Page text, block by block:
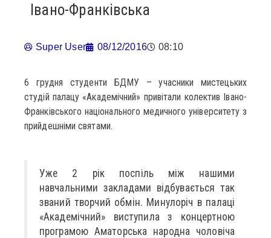
Івано-Франківська
Super User 08/12/2016 08:10
6 грудня студенти БДМУ – учасники мистецьких
студій палацу «Академічний» привітали колектив Івано-
Франківського національного медичного університету з
прийдешніми святами.
Уже 2 рік поспіль між нашими
навчальними закладами відбувається так
званий творчий обмін. Минулоріч в палаці
«Академічний» виступила з концертною
програмою Аматорська народна чоловіча